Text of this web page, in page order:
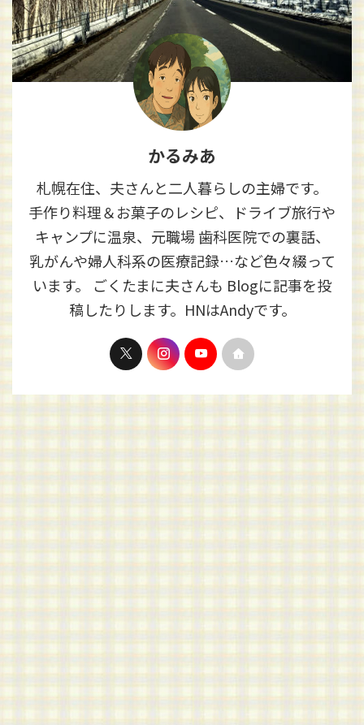
かるみあ
札幌在住、夫さんと二人暮らしの主婦です。
手作り料理＆お菓子のレシピ、ドライブ旅行や
キャンプに温泉、元職場 歯科医院での裏話、
乳がんや婦人科系の医療記録…など色々綴って
います。 ごくたまに夫さんも Blogに記事を投
稿したりします。HNはAndyです。